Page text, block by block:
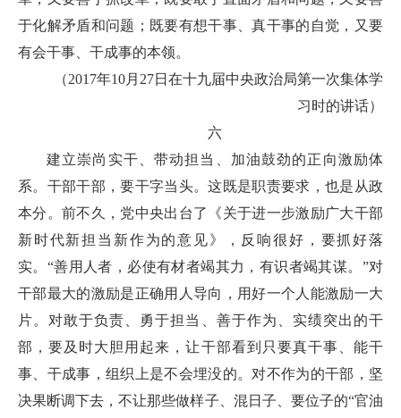
于化解矛盾和问题；既要有想干事、真干事的自觉，又要
有会干事、干成事的本领。
（2017年10月27日在十九届中央政治局第一次集体学
习时的讲话）
六
建立崇尚实干、带动担当、加油鼓劲的正向激励体
系。干部干部，要干字当头。这既是职责要求，也是从政
本分。前不久，党中央出台了《关于进一步激励广大干部
新时代新担当新作为的意见》，反响很好，要抓好落
实。“善用人者，必使有材者竭其力，有识者竭其谋。”对
干部最大的激励是正确用人导向，用好一个人能激励一大
片。对敢于负责、勇于担当、善于作为、实绩突出的干
部，要及时大胆用起来，让干部看到只要真干事、能干
事、干成事，组织上是不会埋没的。对不作为的干部，坚
决果断调下去，不让那些做样子、混日子、要位子的“官油